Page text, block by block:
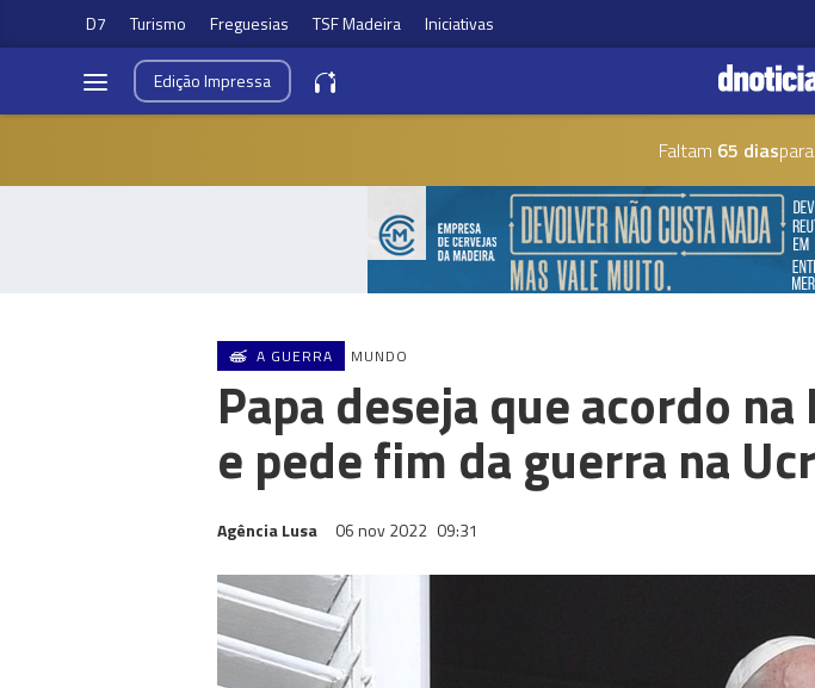
D7 Turismo Freguesias TSF Madeira Iniciativas
EdiçãoImpressa
Faltam 65 dias
A GUERRA MUNDO
Papa deseja que acordo
e pede fim da guerra na
Agência Lusa 06 nov 2022 09:31